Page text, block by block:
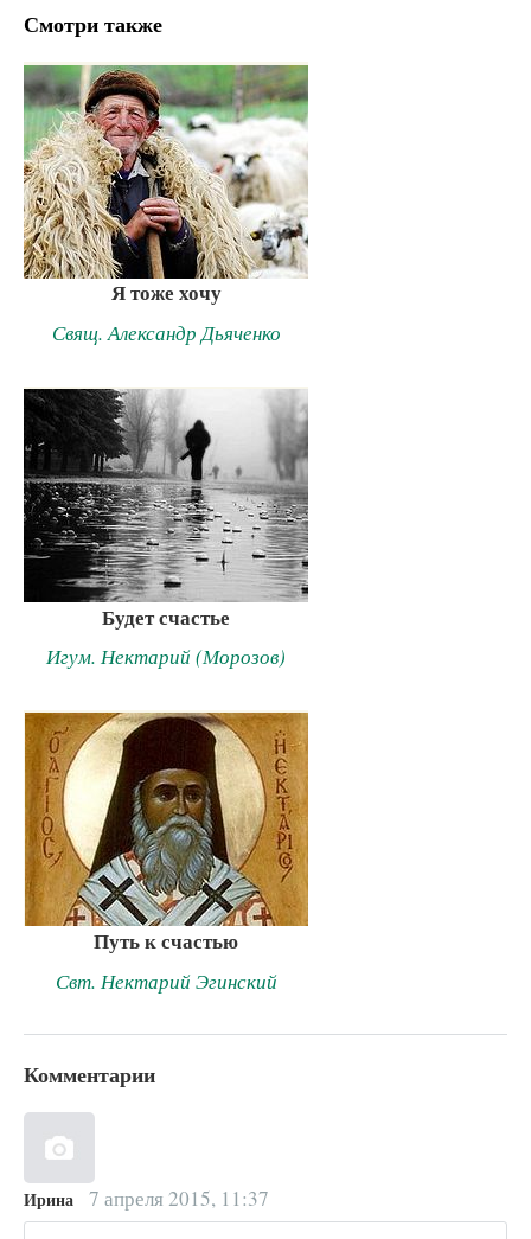
Смотри также
Я тоже хочу
Свящ. Александр Дьяченко
Будет счастье
Игум. Нектарий (Морозов)
Путь к счастью
Свт. Нектарий Эгинский
Комментарии
Ирина 7 апреля 2015, 11:37